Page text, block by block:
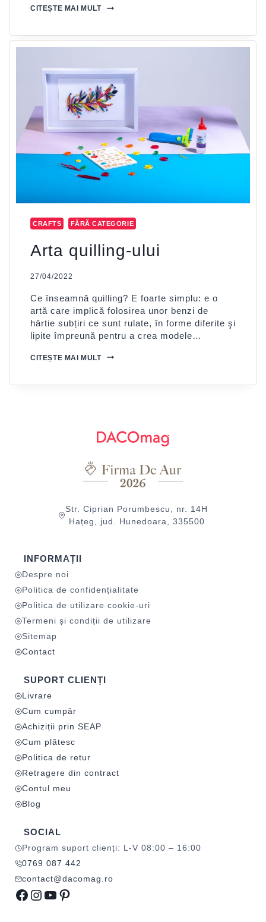
CITEȘTE MAI MULT
DACO
CRAFTS FĂRĂ CATEGORIE
Arta quilling-ului
27/04/2022
Ce înseamnă quilling? E foarte simplu: e o
artă care implică folosirea unor benzi de
hârtie subțiri ce sunt rulate, în forme diferite şi
lipite împreună pentru a crea modele…
CITEȘTE MAI MULT
ARTA
Str. Ciprian Porumbescu, nr. 14H
Hațeg, jud. Hunedoara, 335500
INFORMAȚII
Despre noi
Politica de confidențialitate
Politica de utilizare cookie-uri
Termeni și condiții de utilizare
Sitemap
Contact
SUPORT CLIENȚI
Livrare
Cum cumpăr
Achiziții prin SEAP
Cum plătesc
Politica de retur
Retragere din contract
Contul meu
Blog
SOCIAL
Program suport clienți: L-V 08:00 – 16:00
0769 087 442
contact@dacomag.ro
Facebook
Instagram
YouTube
Pinterest